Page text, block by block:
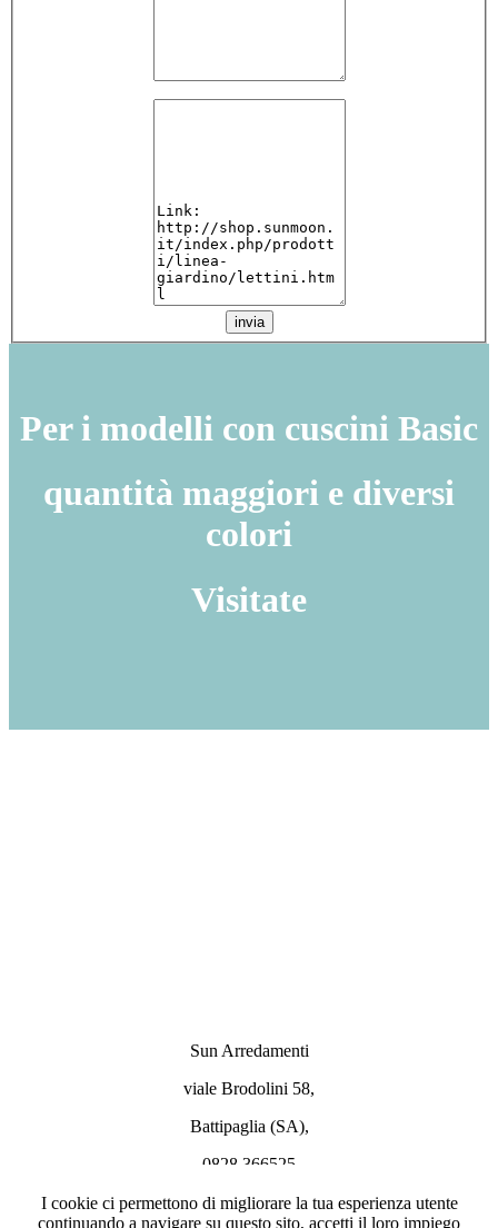
invia
Per i modelli con cuscini Basic
quantità maggiori e diversi
colori
Visitate
Sun Arredamenti
viale Brodolini 58,
Battipaglia (SA),
0828 366525
info@sunmoon.it
I cookie ci permettono di migliorare la tua esperienza utente
continuando a navigare su questo sito, accetti il loro impiego